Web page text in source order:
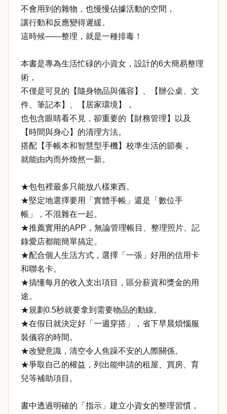
不會用到的雜物，也慢慢佔據活動的空間，
讓行動和反應變得遲緩。
這時候——整理，就是一種排毒！
本書是專為生活忙碌的小資女，設計的6大簡易整理
術，
不僅是可見的【隨身物品與儀容】、【辦公桌、文
件、筆記本】、【居家環境】，
也包含眼睛看不見，卻重要的【財務管理】以及
【時間與身心】的清理方法。
搭配【手帳本和智慧型手機】校準生活的節奏，
就能由內而外煥然一新。
★包包裡最多只能放八樣東西。
★堅定地選擇要用「實體手帳」還是「數位手
帳」，不混雜在一起。
★推薦實用的APP，無論管理帳目、整理照片、記
錄愛店都能簡單搞定。
★配合個人生活方式，選擇「一張」好用的信用卡
和聯名卡。
★搞懂每月的收入支出項目，區分薪資和獎金的用
途。
★規劃0.5秒就要拿到需要物品的動線。
★在假日就決定好「一週穿搭」，省下早晨煩惱服
裝儀容的時間。
★改變意識，清空令人焦躁不安的人際關係。
★爭取自己的權益，列出能申請的租屋、買房、育
兒等補助項目。
書中透過明確的「指示」建立小資女的整理習慣，